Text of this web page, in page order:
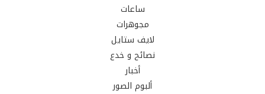
ساعات
مجوهرات
لايف ستايل
نصائح و خدع
أخبار
ألبوم الصور